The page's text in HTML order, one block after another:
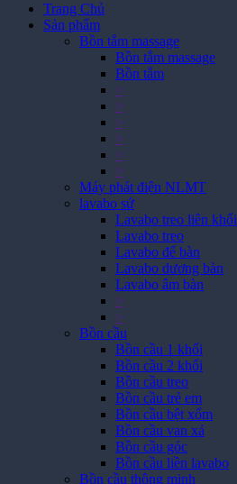
Trang Chủ
Sản phẩm
Bồn tắm massage
Bồn tắm massage
Bồn tắm
>
>
>
>
>
>
Máy phát điện NLMT
lavabo sứ
Lavabo treo liên khối
Lavabo treo
Lavabo để bàn
Lavabo dương bàn
Lavabo âm bàn
>
>
Bồn cầu
Bồn cầu 1 khối
Bồn cầu 2 khối
Bồn cầu treo
Bồn cầu trẻ em
Bồn cầu bệt xổm
Bồn cầu van xả
Bồn cầu góc
Bồn cầu liền lavabo
Bồn cầu thông minh